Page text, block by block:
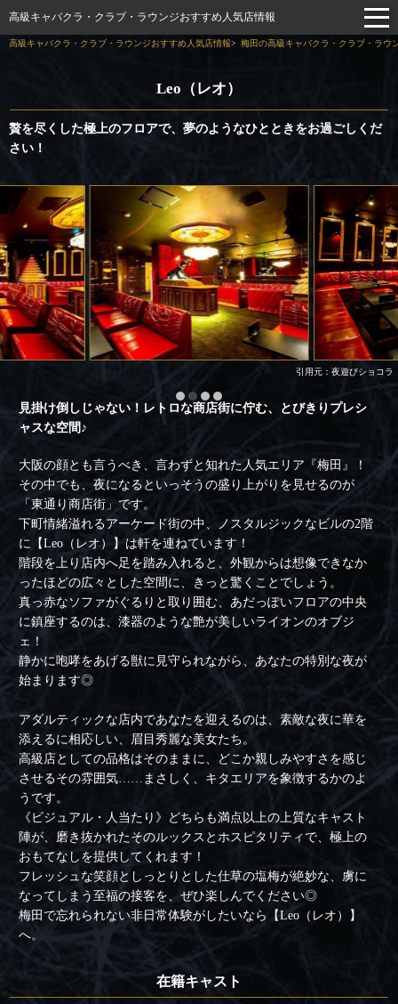
高級キャバクラ・クラブ・ラウンジおすすめ人気店情報
高級キャバクラ・クラブ・ラウンジおすすめ人気店情報 梅田の高級キャバクラ・クラブ・ラウ
Leo（レオ）
贅を尽くした極上のフロアで、夢のようなひとときをお過ごしくだ
さい！
引用元：夜遊びショコラ
見掛け倒しじゃない！レトロな商店街に佇む、とびきりプレシ
ャスな空間♪
大阪の顔とも言うべき、言わずと知れた人気エリア『梅田』！
その中でも、夜になるといっそうの盛り上がりを見せるのが
「東通り商店街」です。
下町情緒溢れるアーケード街の中、ノスタルジックなビルの2階
に【Leo（レオ）】は軒を連ねています！
階段を上り店内へ足を踏み入れると、外観からは想像できなか
ったほどの広々とした空間に、きっと驚くことでしょう。
真っ赤なソファがぐるりと取り囲む、あだっぽいフロアの中央
に鎮座するのは、漆器のような艶が美しいライオンのオブジ
ェ！
静かに咆哮をあげる獣に見守られながら、あなたの特別な夜が
始まります◎
アダルティックな店内であなたを迎えるのは、素敵な夜に華を
添えるに相応しい、眉目秀麗な美女たち。
高級店としての品格はそのままに、どこか親しみやすさを感じ
させるその雰囲気……まさしく、キタエリアを象徴するかのよ
うです。
《ビジュアル・人当たり》どちらも満点以上の上質なキャスト
陣が、磨き抜かれたそのルックスとホスピタリティで、極上の
おもてなしを提供してくれます！
フレッシュな笑顔としっとりとした仕草の塩梅が絶妙な、虜に
なってしまう至福の接客を、ぜひ楽しんでください◎
梅田で忘れられない非日常体験がしたいなら【Leo（レオ）】
へ。
在籍キャスト